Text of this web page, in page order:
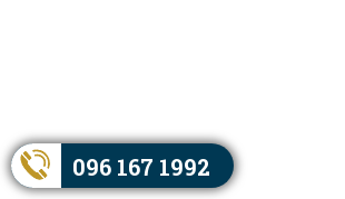
096 167 1992